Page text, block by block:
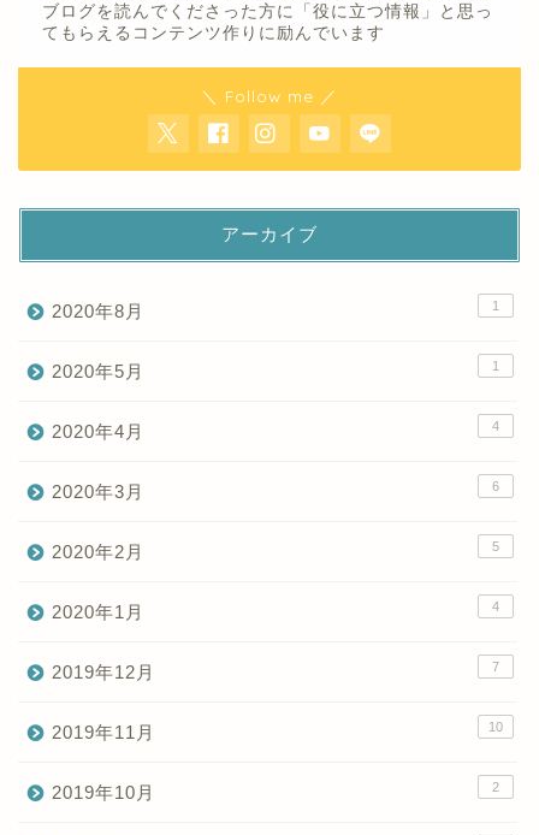
ブログを読んでくださった方に「役に立つ情報」と思っ
てもらえるコンテンツ作りに励んでいます
＼ Follow me ／
アーカイブ
2020年8月 1
2020年5月 1
2020年4月 4
2020年3月 6
2020年2月 5
2020年1月 4
2019年12月 7
2019年11月 10
2019年10月 2